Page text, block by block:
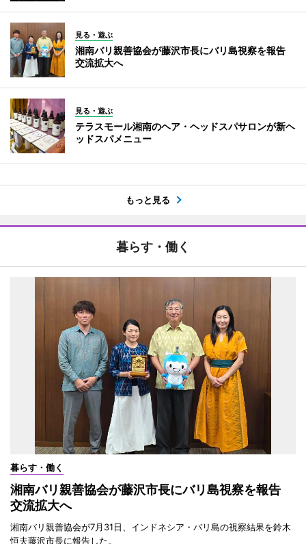
見る・遊ぶ
湘南バリ親善協会が藤沢市長にバリ島視察を報告
交流拡大へ
見る・遊ぶ
テラスモール湘南のヘア・ヘッドスパサロンが新ヘ
ッドスパメニュー
もっと見る
暮らす・働く
暮らす・働く
湘南バリ親善協会が藤沢市長にバリ島視察を報告
交流拡大へ
湘南バリ親善協会が7月31日、インドネシア・バリ島の視察結果を鈴木
恒夫藤沢市長に報告した。